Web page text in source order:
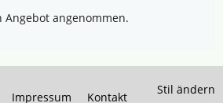
Angebot angenommen.
Stil ändern
Impressum Kontakt